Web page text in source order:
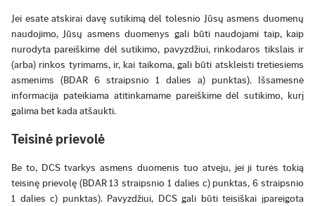
Jei esate atskirai davę sutikimą dėl tolesnio Jūsų asmens duomenų
naudojimo, Jūsų asmens duomenys gali būti naudojami taip, kaip
nurodyta pareiškime dėl sutikimo, pavyzdžiui, rinkodaros tikslais ir
(arba) rinkos tyrimams, ir, kai taikoma, gali būti atskleisti tretiesiems
asmenims (BDAR 6 straipsnio 1 dalies a) punktas). Išsamesnė
informacija pateikiama atitinkamame pareiškime dėl sutikimo, kurį
galima bet kada atšaukti.
Teisinė prievolė
Be to, DCS tvarkys asmens duomenis tuo atveju, jei ji turės tokią
teisinę prievolę (BDAR 13 straipsnio 1 dalies c) punktas, 6 straipsnio
1 dalies c) punktas). Pavyzdžiui, DCS gali būti teisiškai įpareigota